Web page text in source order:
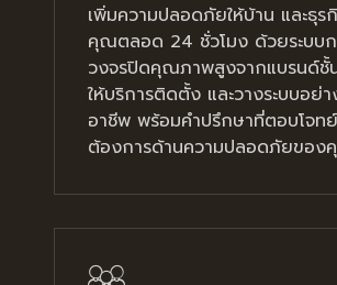
เพิ่มความปลอดภัยให้บ้าน และธุร
คุณตลอด 24 ชั่วโมง ด้วยระบบ
วงจรปิดคุณภาพสูงจากแบรนด์ชั้น
ให้บริการติดตั้ง และวางระบบอย่
อาชีพ พร้อมคำปรึกษาที่ตอบโจท
ต้องการด้านความปลอดภัยขอ